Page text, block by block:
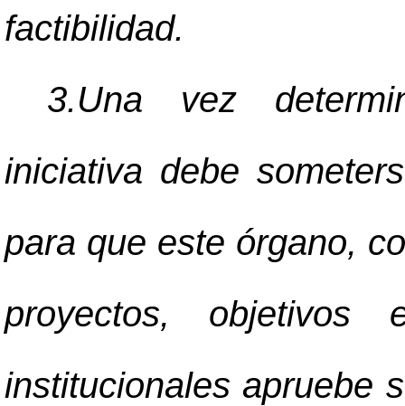
factibilidad.
3.Una vez
iniciativa debe
para que este órgano,
proyectos, objetivos
institucionales apruebe